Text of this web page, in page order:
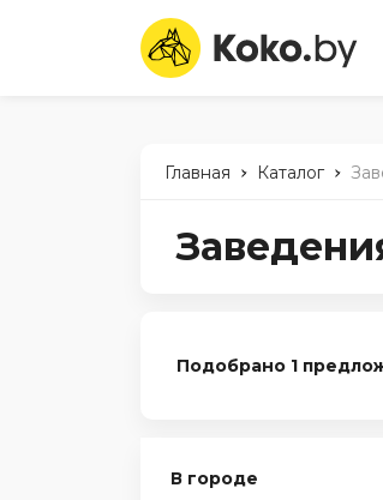
Главная - Каталог -
Подобрано 1
В городе